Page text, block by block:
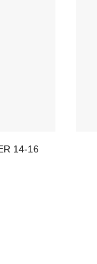
14-16